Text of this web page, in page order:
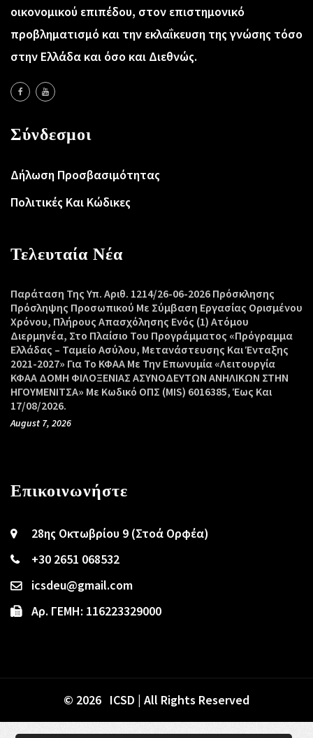
οικονομικού επιπέδου, στον επιστημονικό
προβληματισμό και την εκλαΐκευση της γνώσης τόσο
στην Ελλάδα και όσο και Διεθνώς.
Σύνδεσμοι
Δήλωση Προσβασιμότητας
Πολιτικές Και Κώδικες
Τελευταία Νέα
Παράταση Της Υπ. Αριθ. 1214/26-06-2026 Πρόσκλησης
Πρόσληψης Προσωπικού Με Σύμβαση Εργασίας Ορισμένου
Χρόνου, Πλήρους Απασχόλησης Ενός (1) Ατόμου
Διερμηνέα, Στο Πλαίσιο Του Προγράμματος «Πρόγραμμα
Ελλάδας – Ταμείο Ασύλου, Μετανάστευσης Και Ένταξης
2021-2027» Για Το ΚΦΑΑ Με Την Επωνυμία «Λειτουργία
ΚΦΑΑ ΔΟΜΗ ΦΙΛΟΞΕΝΙΑΣ ΑΣΥΝΟΔΕΥΤΩΝ ΑΝΗΛΙΚΩΝ ΣΤΗΝ
ΗΓΟΥΜΕΝΙΤΣΑ» Με Κωδικό ΟΠΣ (MIS) 6016385, Έως Και
17/08/2026.
August 7, 2026
Επικοινωνήστε
28ης Οκτωβρίου 9 (Στοά Ορφέα)
+30 2651 068532
icsdeu@gmail.com
Αρ. ΓΕΜΗ: 116223329000
© 2026 ICSD | All Rights Reserved